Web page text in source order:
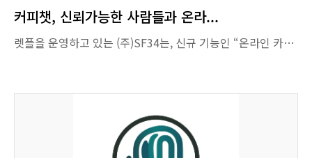
커피챗, 신뢰가능한 사람들과 온라...
렛플을 운영하고 있는 (주)SF34는, 신규 기능인 “온라인 카페테리아”를 오픈했다고 11월 2일 발표했다. ”온라인 카페테리아”는 커피챗을 통해 모은 포인트를 기프티콘으로 바꿀 수 있는 포인트몰이다. 팀프로젝트 및 긱워커플랫폼 렛플은 자신이 원하는 상대방과 1:1 대화를 하기 위해서는 상대방이 미리 설정해놓은 금액(커피 포인트)만큼을 지불해야 비로소 1:1 채팅을 할 수 있다. 또한 커피챗이 정상적으로 끝나게 되면, 상대방이 지불한 금액을 보상으로 받을 수 있다. 10월에 검증된 전문가와 커리어상담을 진행할 수 있는 프로챗을 오픈하고, 11월 보상 포인트를 실제 사용할 수 있는 카페테리아 기능을 오픈함으로써 본격적으로 온라인 커피챗 시장을 확대하겠다는 포부를 밝혔다. 커피/음료, 패스트푸드 등 쉽게 소모할 수 있는 기프티콘을 1차로 오픈하였으며, 향후 상품권, 베이커리 등으로 확장할 예정이다. 이미 다수의 매장이 있는 프랜차이즈가 입점되어, 사용자가 원하는 기프티콘으로 바꿀 수 있으며 구매 즉시 인증된 번호로 기프티콘이 수령가능하다. 렛플을 운영하는 (주)SF34의 이성민 대표는 “이제 커피챗은 상대방을 알아가는 중요한 수단이 되었다. 오프라인뿐 아니라 온라인에서도 커피챗을 통해 깊이 있는 대화가 가능하다”면서 “렛플 내 커리어 상담 등 다양한 활동을 통해 커피 포인트를 적립하고 활용할 수 있도록 할 예정이다”라고 밝혔다. 렛플은 홈페이지(https://letspl.me) 및 전용 앱을 통하여 가입 후 누구나 이용가능하다. 출처 : 스타트업엔(StartupN)(https://www.startupn.kr) 김혜경 기자